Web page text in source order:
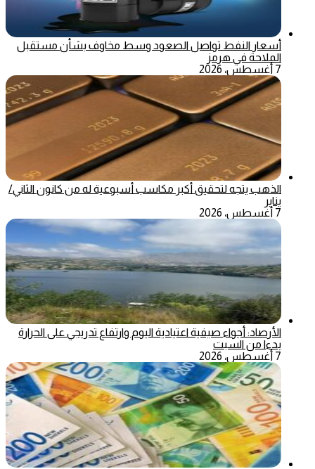
أسعار النفط تواصل الصعود وسط مخاوف بشأن مستقبل
الملاحة في هرمز
7 أغسطس، 2026
الذهب يتجه لتحقيق أكبر مكاسب أسبوعية له من كانون الثاني/
يناير
7 أغسطس، 2026
الأرصاد: أجواء صيفية اعتيادية اليوم وارتفاع تدريجي على الحرارة
بدءا من السبت
7 أغسطس، 2026